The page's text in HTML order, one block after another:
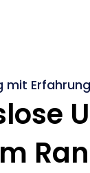
mit Erfahrung